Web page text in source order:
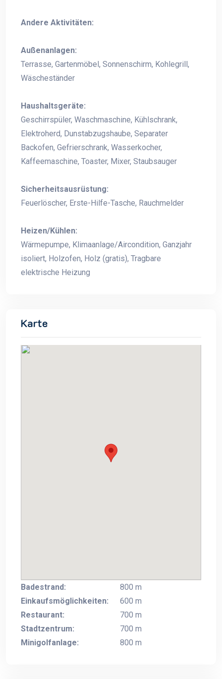
Andere Aktivitäten:
Außenanlagen:
Terrasse, Gartenmöbel, Sonnenschirm, Kohlegrill,
Wäscheständer
Haushaltsgeräte:
Geschirrspüler, Waschmaschine, Kühlschrank,
Elektroherd, Dunstabzugshaube, Separater
Backofen, Gefrierschrank, Wasserkocher,
Kaffeemaschine, Toaster, Mixer, Staubsauger
Sicherheitsausrüstung:
Feuerlöscher, Erste-Hilfe-Tasche, Rauchmelder
Heizen/Kühlen:
Wärmepumpe, Klimaanlage/Aircondition, Ganzjahr
isoliert, Holzofen, Holz (gratis), Tragbare
elektrische Heizung
Karte
Badestrand:
800 m
Einkaufsmöglichkeiten:
600 m
Restaurant:
700 m
Stadtzentrum:
700 m
Minigolfanlage:
800 m